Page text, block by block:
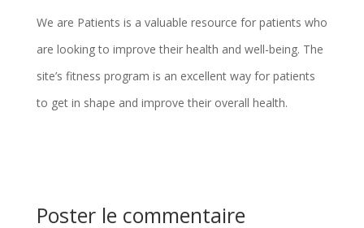
We are Patients is a valuable resource for patients who
are looking to improve their health and well-being. The
site’s fitness program is an excellent way for patients
to get in shape and improve their overall health.
Poster le commentaire